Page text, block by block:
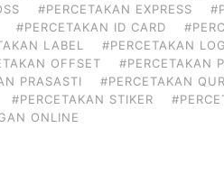
#PERCETAKAN EXPRESS
#PERCETAKAN ID CARD
LABEL #PERCETAKAN
OFFSET #PERCETAKAN
PRASASTI #PERCETAKAN
#PERCETAKAN STIKER
ONLINE